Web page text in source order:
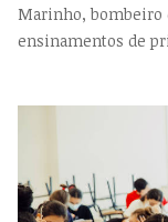
Marinho, bombeiro
ensinamentos de